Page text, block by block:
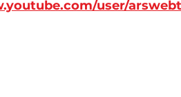
user/